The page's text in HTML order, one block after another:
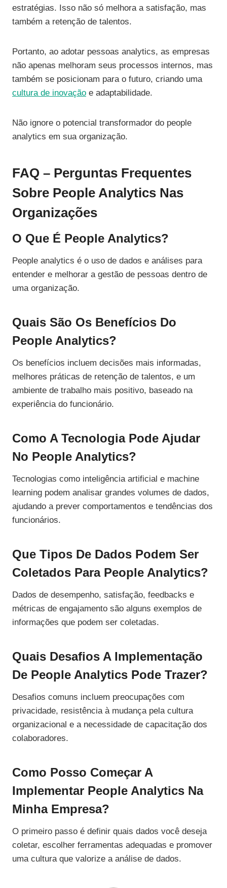
estratégias. Isso não só melhora a satisfação, mas
também a retenção de talentos.
Portanto, ao adotar pessoas analytics, as empresas
não apenas melhoram seus processos internos, mas
também se posicionam para o futuro, criando uma
cultura de inovação e adaptabilidade.
Não ignore o potencial transformador do people
analytics em sua organização.
FAQ – Perguntas Frequentes
Sobre People Analytics Nas
Organizações
O Que É People Analytics?
People analytics é o uso de dados e análises para
entender e melhorar a gestão de pessoas dentro de
uma organização.
Quais São Os Benefícios Do
People Analytics?
Os benefícios incluem decisões mais informadas,
melhores práticas de retenção de talentos, e um
ambiente de trabalho mais positivo, baseado na
experiência do funcionário.
Como A Tecnologia Pode Ajudar
No People Analytics?
Tecnologias como inteligência artificial e machine
learning podem analisar grandes volumes de dados,
ajudando a prever comportamentos e tendências dos
funcionários.
Que Tipos De Dados Podem Ser
Coletados Para People Analytics?
Dados de desempenho, satisfação, feedbacks e
métricas de engajamento são alguns exemplos de
informações que podem ser coletadas.
Quais Desafios A Implementação
De People Analytics Pode Trazer?
Desafios comuns incluem preocupações com
privacidade, resistência à mudança pela cultura
organizacional e a necessidade de capacitação dos
colaboradores.
Como Posso Começar A
Implementar People Analytics Na
Minha Empresa?
O primeiro passo é definir quais dados você deseja
coletar, escolher ferramentas adequadas e promover
uma cultura que valorize a análise de dados.